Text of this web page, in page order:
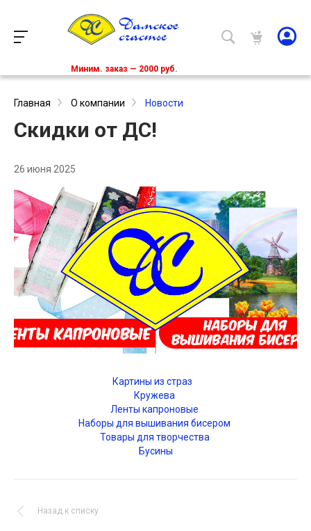
Миним. заказ — 2000 руб.
Главная О компании Новости
Скидки от ДС!
26 июня 2025
Картины из страз
Кружева
Ленты капроновые
Наборы для вышивания бисером
Товары для творчества
Бусины
Назад к списку